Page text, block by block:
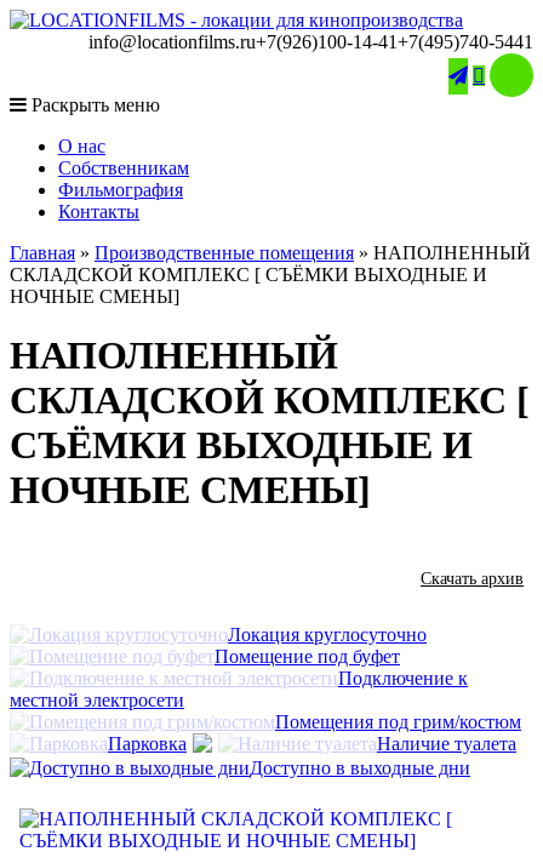
info@locationfilms.ru+7(926)100-14-41+7(495)740-5441

Раскрыть меню
O нас
Собственникам
Фильмография
Контакты
Главная » Производственные помещения » НАПОЛНЕННЫЙ
СКЛАДСКОЙ КОМПЛЕКС [ СЪЁМКИ ВЫХОДНЫЕ И
НОЧНЫЕ СМЕНЫ]
НАПОЛНЕННЫЙ
СКЛАДСКОЙ КОМПЛЕКС [
СЪЁМКИ ВЫХОДНЫЕ И
НОЧНЫЕ СМЕНЫ]
Скачать архив
Локация круглосуточно
Помещение под буфет
Подключение к
местной электросети
Помещения под грим/костюм
Парковка
Наличие туалета
Доступно в выходные дни